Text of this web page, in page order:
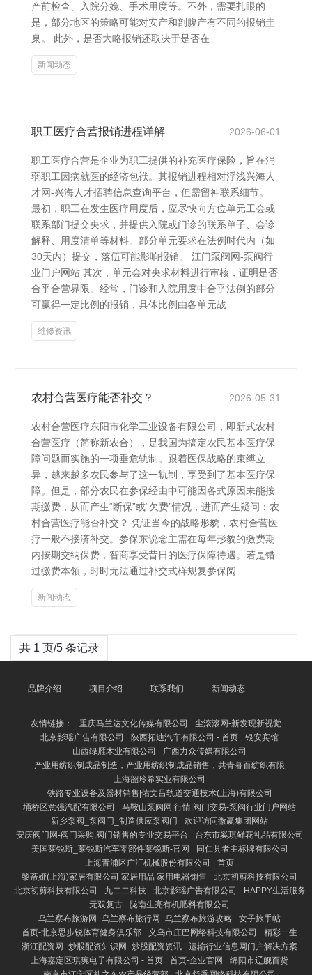
产前检查、入院分娩、手术用度等。不外，需要扎眼的
是，部分地区的策略可能对安产和剖腹产有不同的报销圭
臬。 此外，是否大略报销还取决于是否在
新闻动态
职工医疗合营报销进程详解 2026-06-01
职工医疗合营是企业为职工提供的补充医疗保险，旨在消
弱职工因病就医的经济包袱。其报销进程相对浮浅兴海人
才网-兴海人才招聘信息查询平台，但需留神联系细节。
最初，职工在发生医疗用度后，应尽快向方位单元工会或
联系部门提交央求，并提供入院或门诊的联系单子、会诊
解释、用度清单等材料。部分单元要求在法例时代内（如
30天内）提交，落伍可能影响报销。 江门泵阀网-泵阀行
业门户网站 其次，单元会对央求材料进行审核，证明是否
合乎合营界限。经常，门诊和入院用度中合乎法例的部分
可赢得一定比例的报销，具体比例由各单元战
维修资讯
农村合营医疗能否补交？ 2026-05-31
农村合营医疗东阳市化学工业设备有限公司，即新式农村
合营医疗（简称新农合），是我国为搞定农民基本医疗保
障问题而实施的一项垂危轨制。跟着医保战略的束缚立
异，越来越多农民参与了这一轨制，享受到了基本医疗保
障。但是，部分农民在参保经由中可能因各式原因未能按
期缴费，从而产生“断保”或“欠费”情况，进而产生疑问：农
村合营医疗能否补交？ 凭证当今的战略形貌，农村合营医
疗一般不接济补交。参保东说念主需在每年形貌的缴费期
内按期交纳保费，智商享受昔日的医疗保障待遇。若是错
过缴费本领，时时无法通过补交式样规复参保阅
新闻动态
共 1 页/5 条记录
品牌介绍 项目介绍 联系我们 新闻动态
友情链接： 重庆马兰达文化传媒有限公司
尘滚滚网-新发现新视觉
北京影瑶广告有限公司
陕西拓迪汽车有限公司 - 首页
银安宾馆
山西绿雁木业有限公司
广西力众传媒有限公司
产业用纺织制成品制造，产业用纺织制成品销售，共青暮百纺织有限
上海韶玲希实业有限公司
铁路专业设备及器材销售|佑文吕轨道交通技术(上海)有限公司
埇桥区意强汽配有限公司
马鞍山泵阀网|行情|阀门交易-泵阀行业门户网站
新乡泵阀_泵阀门_制造供应泵阀门
欢迎访问微赢集团网站
安庆阀门网-阀门采购,阀门销售的专业交易平台
台东市奚琪鲜花礼品有限公司
美国莱锐斯_莱锐斯汽车零部件莱锐斯-官网
同仁县者主标牌有限公司
上海青浦区广汇机械股份有限公司 - 首页
黎蒂娅(上海)家居有限公司 家居用品 家用电器销售
北京初剪科技有限公司
北京初剪科技有限公司
九二二科技 北京影瑶广告有限公司
HAPPY生活服务
无双复古
陇南生亮有机肥料有限公司
乌兰察布旅游网_乌兰察布旅行网_乌兰察布旅游攻略
女子旅手帖
首页-北京思步锐体育健身俱乐部
义乌市庄巴网络科技有限公司
精彩一生
浙江配资网_炒股配资知识网_炒股配资资讯
运输行业信息网门户解决方案
上海嘉定区琪琬电子有限公司 - 首页
首页-企业官网
绵阳市辽舰百货